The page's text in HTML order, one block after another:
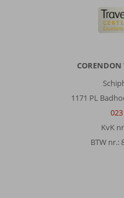
CORENDON
1171 PL
KvK
BTW nr.: